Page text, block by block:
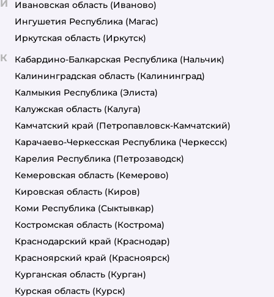
И Ивановская область (Иваново)
Ингушетия Республика (Магас)
Иркутская область (Иркутск)
К Кабардино-Балкарская Республика (Нальчик)
Калининградская область (Калининград)
Калмыкия Республика (Элиста)
Калужская область (Калуга)
Камчатский край (Петропавловск-Камчатский)
Карачаево-Черкесская Республика (Черкесск)
Карелия Республика (Петрозаводск)
Кемеровская область (Кемерово)
Кировская область (Киров)
Коми Республика (Сыктывкар)
Костромская область (Кострома)
Краснодарский край (Краснодар)
Красноярский край (Красноярск)
Курганская область (Курган)
Курская область (Курск)